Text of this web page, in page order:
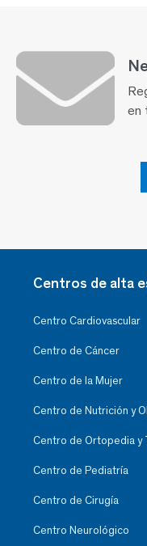
en
Centros de alta
Centro Cardiovascular
Centro de Cáncer
Centro de la Mujer
Centro de Nutrición y
Centro de Ortopedia y
Centro de Pediatría
Centro de Cirugía
Centro Neurológico